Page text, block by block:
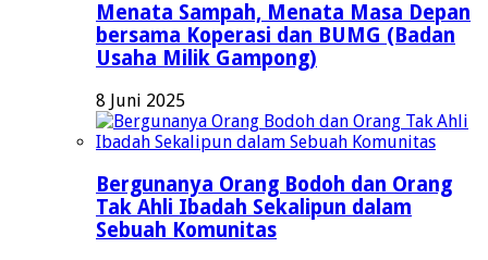
Menata Sampah, Menata Masa Depan
bersama Koperasi dan BUMG (Badan
Usaha Milik Gampong)
8 Juni 2025
Bergunanya Orang Bodoh dan Orang
Tak Ahli Ibadah Sekalipun dalam
Sebuah Komunitas